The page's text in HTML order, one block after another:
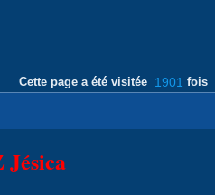
Cette page a été visitée 1901 fois
Jésica